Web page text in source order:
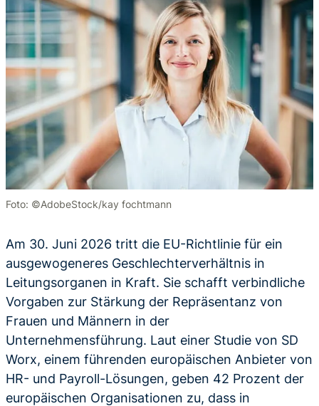
Foto: ©AdobeStock/kay fochtmann
Am 30. Juni 2026 tritt die EU-Richtlinie für ein
ausgewogeneres Geschlechterverhältnis in
Leitungsorganen in Kraft. Sie schafft verbindliche
Vorgaben zur Stärkung der Repräsentanz von
Frauen und Männern in der
Unternehmensführung. Laut einer Studie von SD
Worx, einem führenden europäischen Anbieter von
HR- und Payroll-Lösungen, geben 42 Prozent der
europäischen Organisationen zu, dass in